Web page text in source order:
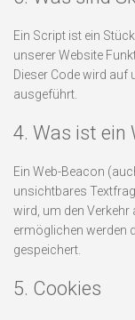
Ein Script ist ein
unserer Website
Dieser Code wird auf
ausgeführt.
4. Was ist ein
Ein Web-Beacon
unsichtbares
wird, um den Verkehr
ermöglichen werden
gespeichert.
5. Cookies